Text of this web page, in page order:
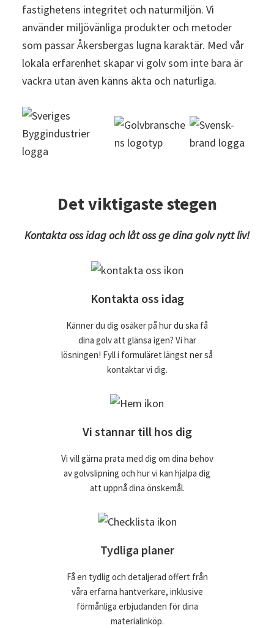
fastighetens integritet och naturmiljön. Vi
använder miljövänliga produkter och metoder
som passar Åkersbergas lugna karaktär. Med vår
lokala erfarenhet skapar vi golv som inte bara är
vackra utan även känns äkta och naturliga.
Det viktigaste stegen
Kontakta oss idag och låt oss ge dina golv nytt liv!
Kontakta oss idag
Känner du dig osäker på hur du ska få
dina golv att glänsa igen? Vi har
lösningen! Fyll i formuläret längst ner så
kontaktar vi dig.
Vi stannar till hos dig
Vi vill gärna prata med dig om dina behov
av golvslipning och hur vi kan hjälpa dig
att uppnå dina önskemål.
Tydliga planer
Få en tydlig och detaljerad offert från
våra erfarna hantverkare, inklusive
förmånliga erbjudanden för dina
materialinköp.